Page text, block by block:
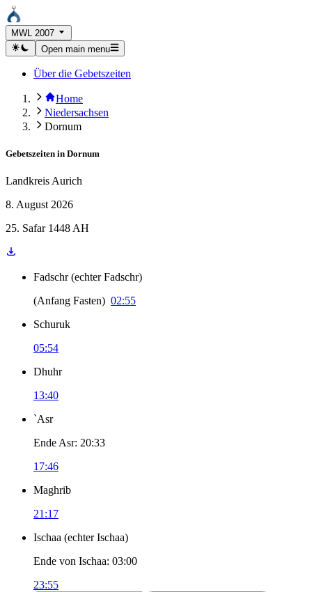
MWL 2007
Open main menu
Über die Gebetszeiten
Home
Niedersachsen
Dornum
Gebetszeiten in Dornum
Landkreis Aurich
8. August 2026
25. Safar 1448 AH
Fadschr (echter Fadschr)
(Anfang Fasten) 02:55
Schuruk
05:54
Dhuhr
13:40
`Asr
Ende Asr: 20:33
17:46
Maghrib
21:17
Ischaa (echter Ischaa)
Ende von Ischaa: 03:00
23:55